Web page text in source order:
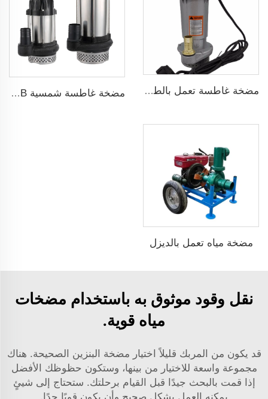
مضخة غاطسة تعمل بالطاقة الشمسية لآبار المياه العميقة DC مضخة غاطسة شمسية ZQB مضخة ري لمياه الري
مضخة مياه تعمل بالديزل
نقل وقود موثوق به باستخدام مضخات
مياه قوية.
قد يكون من المربك قليلاً اختيار مضخة البنزين الصحيحة. هناك
مجموعة واسعة للاختيار من بينها، وستكون حظوظك الأفضل
إذا قمت بالبحث جيدًا قبل القيام برحلتك. ستحتاج إلى شيئٍ